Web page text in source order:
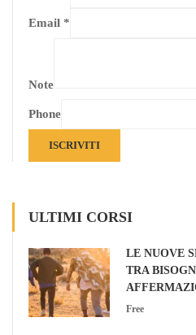
Email *
Note
Phone
ISCRIVITI
ULTIMI CORSI
LE NUOVE
TRA
Free